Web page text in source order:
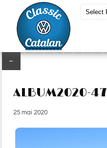
←
ALBUM2020-47
25 mai 2020